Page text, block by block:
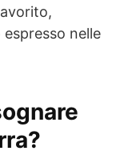
nelle